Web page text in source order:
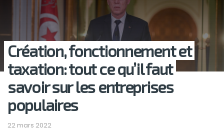
Création, fonctionnement et
taxation: tout ce qu’il faut
savoir sur les entreprises
populaires
22 mars 2022